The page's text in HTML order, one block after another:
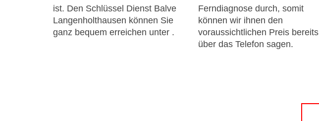
ist. Den Schlüssel Dienst Balve
Langenholthausen können Sie
ganz bequem erreichen unter .
Ferndiagnose durch, somit
können wir ihnen den
voraussichtlichen Preis bereits
über das Telefon sagen.